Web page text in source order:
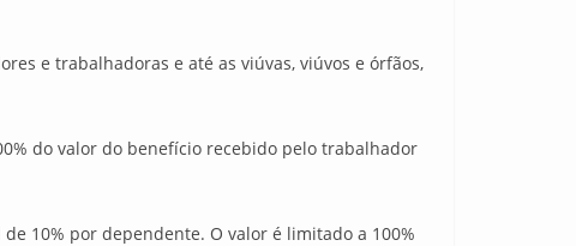
e trabalhadoras e até as viúvas, viúvos e órfãos,
do valor do benefício recebido pelo trabalhador
10% por dependente. O valor é limitado a 100%